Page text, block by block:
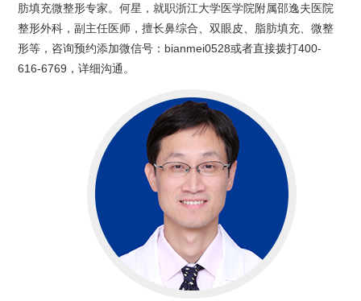
肪填充微整形专家。何星，就职浙江大学医学院附属邵逸夫医院
整形外科，副主任医师，擅长鼻综合、双眼皮、脂肪填充、微整
形等，咨询预约添加微信号：bianmei0528或者直接拨打400-
616-6769，详细沟通。